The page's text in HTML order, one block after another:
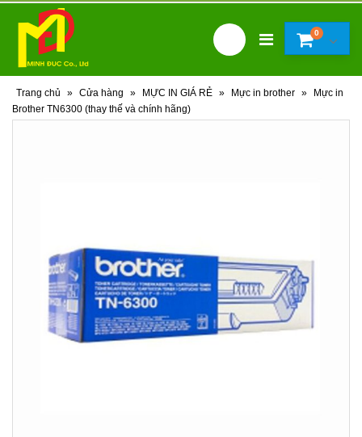
0
Trang chủ » Cửa hàng » MỰC IN GIÁ RẺ » Mực in brother »
Mực in
Brother TN6300 (thay thế và chính hãng)